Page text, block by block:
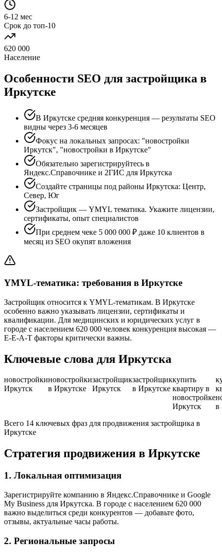
6-12 мес
Срок до топ-10
620 000
Население
Особенности SEO для застройщика в
Иркутске
В Иркутске средняя конкуренция — результаты SEO
видны через 3-6 месяцев
Фокус на локальных запросах: "новостройки
Иркутск", "новостройки в Иркутске"
Обязательно зарегистрируйтесь в
Яндекс.Справочнике и 2ГИС для Иркутска
Создайте страницы под районы Иркутска: Центр,
Север, Юг
Застройщик — YMYL тематика. Укажите лицензии,
сертификаты, опыт специалистов
При среднем чеке 5 000 000 ₽ даже 10 клиентов в
месяц из SEO окупят вложения
YMYL-тематика: требования в Иркутске
Застройщик относится к YMYL-тематикам. В Иркутске
особенно важно указывать лицензии, сертификаты и
квалификации. Для медицинских и юридических услуг в
городе с населением 620 000 человек конкуренция высокая —
E-E-A-T факторы критически важны.
Ключевые слова для Иркутска
новостройки
Иркутск
новостройки
в Иркутске
застройщик
Иркутск
застройщик
в Иркутске
купить
квартиру в
новостройке
Иркутск
в
Всего 14 ключевых фраз для продвижения застройщика в
Иркутске
Стратегия продвижения в Иркутске
1. Локальная оптимизация
Зарегистрируйте компанию в Яндекс.Справочнике и Google
My Business для Иркутска. В городе с населением 620 000
важно выделиться среди конкурентов — добавьте фото,
отзывы, актуальные часы работы.
2. Региональные запросы